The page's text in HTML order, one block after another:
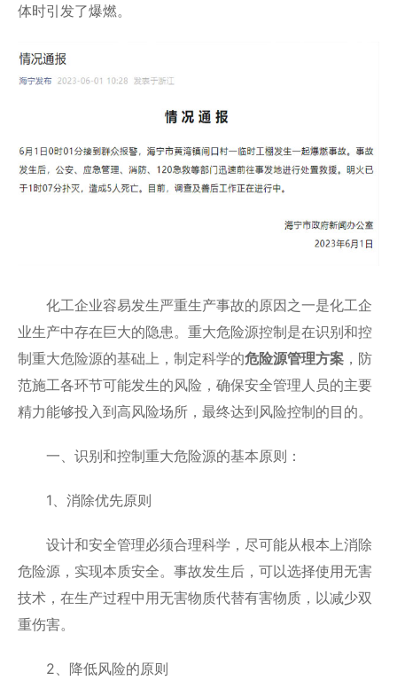
体时引发了爆燃。
化工企业容易发生严重生产事故的原因之一是化工企
业生产中存在巨大的隐患。重大危险源控制是在识别和控
制重大危险源的基础上，制定科学的危险源管理方案 ，防
范施工各环节可能发生的风险，确保安全管理人员的主要
精力能够投入到高风险场所，最终达到风险控制的目的。
一、识别和控制重大危险源的基本原则：
1、消除优先原则
设计和安全管理必须合理科学，尽可能从根本上消除
危险源，实现本质安全。事故发生后，可以选择使用无害
技术，在生产过程中用无害物质代替有害物质，以减少双
重伤害。
2、降低风险的原则